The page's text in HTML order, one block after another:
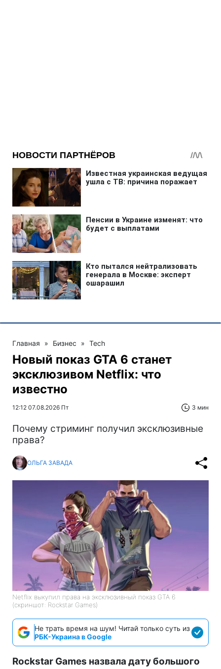
Главная » Бизнес » Tech
Новый показ GTA 6 станет
эксклюзивом Netflix: что
известно
12:12 07.08.2026 Пт 3 мин
Почему стриминг получил эксклюзивные
права?
ОЛЬГА ЗАВАДА
Netflix выкупил права на эксклюзивный показ GTA 6
(скриншот: Rockstar Games)
Не трать время на шум! Читай только суть из
РБК-Украина в Google
Rockstar Games назвала дату большого